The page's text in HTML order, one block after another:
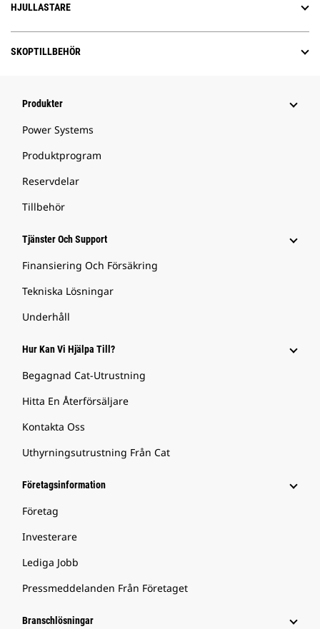
HJULLASTARE
SKOPTILLBEHÖR
Produkter
Power Systems
Produktprogram
Reservdelar
Tillbehör
Tjänster Och Support
Finansiering Och Försäkring
Tekniska Lösningar
Underhåll
Hur Kan Vi Hjälpa Till?
Begagnad Cat-Utrustning
Hitta En Återförsäljare
Kontakta Oss
Uthyrningsutrustning Från Cat
Företagsinformation
Företag
Investerare
Lediga Jobb
Pressmeddelanden Från Företaget
Branschlösningar